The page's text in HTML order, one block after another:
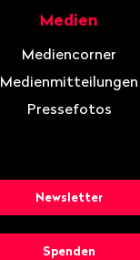
Medien
Mediencorner
Medienmitteilungen
Pressefotos
Newsletter
Spenden